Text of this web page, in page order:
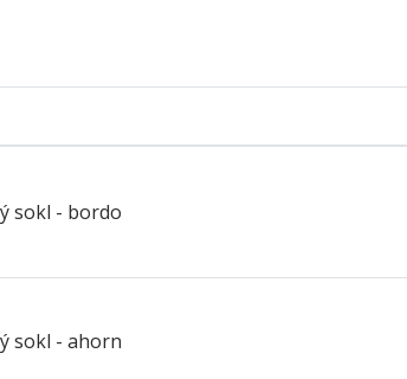
sokl - bordo
sokl - ahorn